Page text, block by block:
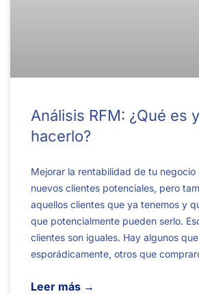
Análisis RFM: ¿Qué es
hacerlo?
Mejorar la rentabilidad de tu
nuevos clientes potenciales, pero
aquellos clientes que ya tenemos y
que potencialmente pueden serlo.
clientes son iguales. Hay algunos
esporádicamente, otros que
Leer más →